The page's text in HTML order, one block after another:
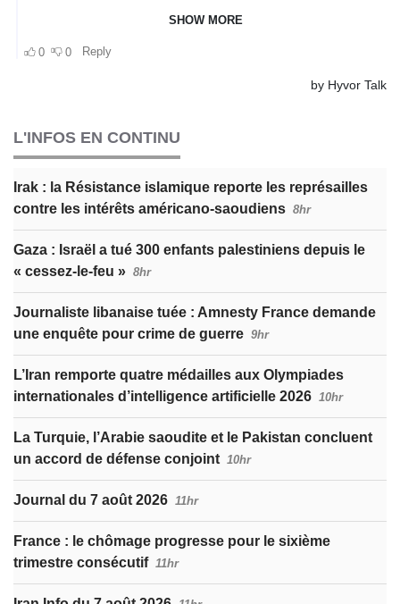
L'INFOS EN CONTINU
Irak : la Résistance islamique reporte les représailles
contre les intérêts américano-saoudiens 8hr
Gaza : Israël a tué 300 enfants palestiniens depuis le
« cessez-le-feu » 8hr
Journaliste libanaise tuée : Amnesty France demande
une enquête pour crime de guerre 9hr
L’Iran remporte quatre médailles aux Olympiades
internationales d’intelligence artificielle 2026 10hr
La Turquie, l’Arabie saoudite et le Pakistan concluent
un accord de défense conjoint 10hr
Journal du 7 août 2026 11hr
France : le chômage progresse pour le sixième
trimestre consécutif 11hr